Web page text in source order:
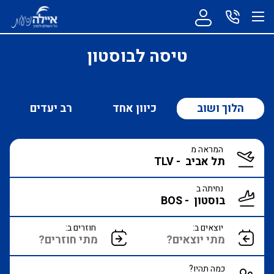
טיסה לבוסטון
הלוך ושוב כיוון אחד רב יעדים
המראה מ
נחיתה ב
יוצאים ב: חוזרים ב:
כמה תהיו?